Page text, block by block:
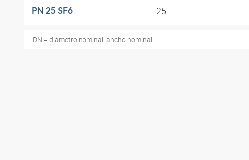
PN 25 SF6 25
DN = diámetro nominal, ancho nominal